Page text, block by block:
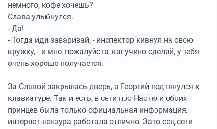
немного, кофе хочешь?
Слава улыбнулся.
- Да!
- Тогда иди заваривай, - инспектор кивнул на свою
кружку, - и мне, пожалуйста, капучино сделай, у тебя
очень хорошо получается.
За Славой закрылась дверь, а Георгий подтянулся к
клавиатуре. Так и есть, в сети про Настю и обоих
принцев была только официальная информация,
интернет-цензура работала отлично. Зато соц.сети